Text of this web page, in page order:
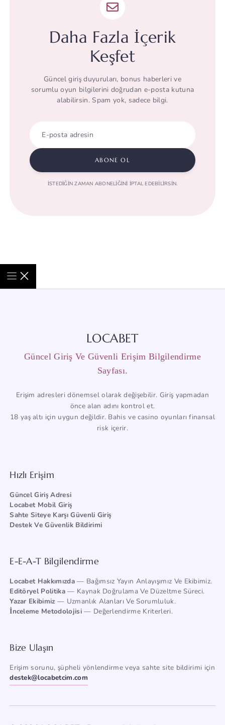
Daha Fazla İçerik
Keşfet
Güncel giriş duyuruları, bonus haberleri ve
sorumlu oyun bilgilerini doğrudan e-posta kutuna
alabilirsin. Spam yok, sadece bilgi.
E-posta adresin
ABONE OL
İSTEDIĞIN ZAMAN ABONELIĞINI IPTAL EDEBILIRSIN.
LOCABET
Güncel Giriş Ve Güvenli Erişim Bilgilendirme
Sayfası.
Erişim adresleri dönemsel olarak değişebilir. Giriş yapmadan
önce alan adını kontrol et.
18 yaş altı için uygun değildir. Bahis ve casino oyunları finansal
risk içerir.
Hızlı Erişim
Güncel Giriş Adresi
Locabet Mobil Giriş
Sahte Siteye Karşı Güvenli Giriş
Destek Ve Güvenlik Bildirimi
E-E-A-T Bilgilendirme
Locabet Hakkımızda— Bağımsız Yayın Anlayışımız Ve Ekibimiz.
Editöryel Politika— Kaynak Doğrulama Ve Düzeltme Süreci.
Yazar Ekibimiz — Uzmanlık Alanları Ve Sorumluluk.
İnceleme Metodolojisi— Değerlendirme Kriterleri.
Bize Ulaşın
Erişim sorunu, şüpheli yönlendirme veya sahte site bildirimi için
destek@locabetcim.com